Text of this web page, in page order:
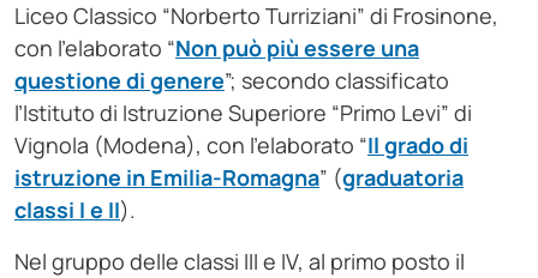
Liceo Classico “Norberto Turriziani” di Frosinone,
con l’elaborato “Non può più essere una
questione di genere”; secondo classificato
l’Istituto di Istruzione Superiore “Primo Levi” di
Vignola (Modena), con l’elaborato “Il grado di
istruzione in Emilia-Romagna” (graduatoria
classi I e II).
Nel gruppo delle classi III e IV, al primo posto il